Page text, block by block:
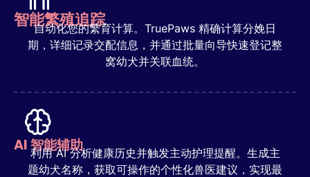
智能繁殖追踪
自动化您的繁育计算。TruePaws 精确计算分娩日
期，详细记录交配信息，并通过批量向导快速登记整
窝幼犬并关联血统。
AI 智能辅助
利用 AI 分析健康历史并触发主动护理提醒。生成主
题幼犬名称，获取可操作的个性化兽医建议，实现最